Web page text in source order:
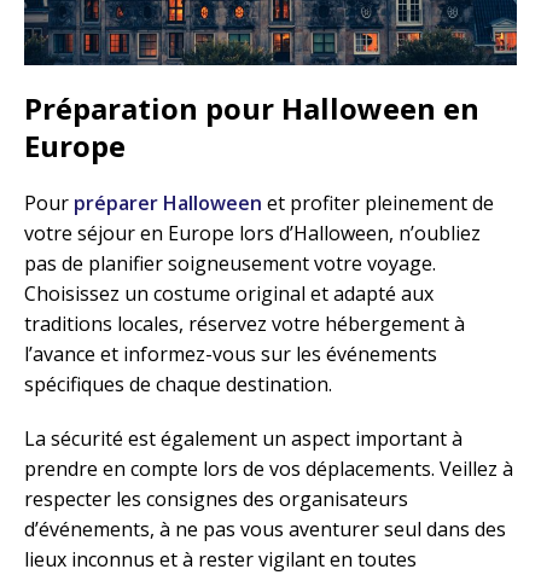
Préparation pour Halloween en
Europe
Pour préparer Halloween et profiter pleinement de
votre séjour en Europe lors d’Halloween, n’oubliez
pas de planifier soigneusement votre voyage.
Choisissez un costume original et adapté aux
traditions locales, réservez votre hébergement à
l’avance et informez-vous sur les événements
spécifiques de chaque destination.
La sécurité est également un aspect important à
prendre en compte lors de vos déplacements. Veillez à
respecter les consignes des organisateurs
d’événements, à ne pas vous aventurer seul dans des
lieux inconnus et à rester vigilant en toutes